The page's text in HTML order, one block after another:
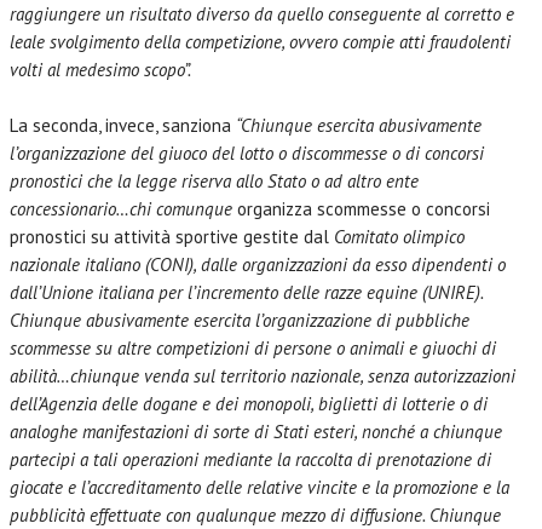
raggiungere un risultato diverso da quello conseguente al corretto e
leale svolgimento della competizione, ovvero compie atti fraudolenti
volti al medesimo scopo”.
La seconda, invece, sanziona “Chiunque esercita abusivamente
l’organizzazione del giuoco del lotto o discommesse o di concorsi
pronostici che la legge riserva allo Stato o ad altro ente
concessionario…chi comunque organizza scommesse o concorsi
pronostici su attività sportive gestite dal Comitato olimpico
nazionale italiano (CONI), dalle organizzazioni da esso dipendenti o
dall’Unione italiana per l’incremento delle razze equine (UNIRE).
Chiunque abusivamente esercita l’organizzazione di pubbliche
scommesse su altre competizioni di persone o animali e giuochi di
abilità…chiunque venda sul territorio nazionale, senza autorizzazioni
dell’Agenzia delle dogane e dei monopoli, biglietti di lotterie o di
analoghe manifestazioni di sorte di Stati esteri, nonché a chiunque
partecipi a tali operazioni mediante la raccolta di prenotazione di
giocate e l’accreditamento delle relative vincite e la promozione e la
pubblicità effettuate con qualunque mezzo di diffusione. Chiunque